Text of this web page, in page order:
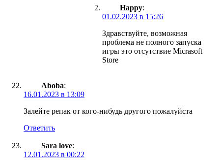
Happy:
01.02.2023 в 15:26
Здравствуйте, возможная
проблема не полного запуска
игры это отсутствие Micrasoft
Store
Aboba:
16.01.2023 в 13:09
Залейте репак от кого-нибудь другого пожалуйста
Ответить
Sara love:
12.01.2023 в 00:22